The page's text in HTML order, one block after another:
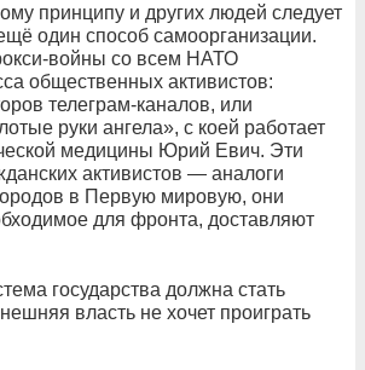
принципу и других людей следует
один способ самоорганизации.
войны со всем НАТО
общественных активистов:
телеграм-каналов, или
руки ангела», с коей работает
медицины Юрий Евич. Эти
активистов — аналоги
в Первую мировую, они
для фронта, доставляют
государства должна стать
власть не хочет проиграть